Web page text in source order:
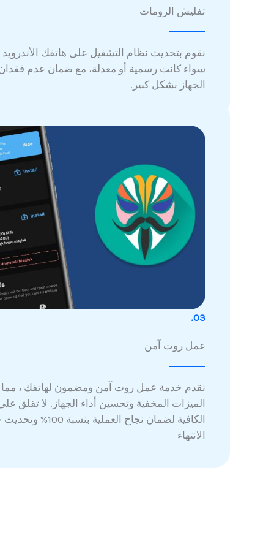
تفليش الرومات
نقوم بتحديث نظام التشغيل على هاتفك
سواء كانت رسمية أو معدلة، مع ضمان عدم فقدان
الجهاز بشكل كبير.
03.
عمل روت آمن
نقدم خدمة عمل روت آمن ومضمون لهاتفك ، مما
الميزات المخفية وتحسين أداء الجهاز. لا تقلق
الكافية لضمان نجاح
الانتهاء